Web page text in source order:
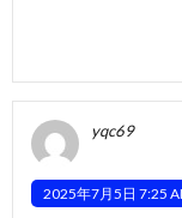
yqc69
2025年7月5日 7:25